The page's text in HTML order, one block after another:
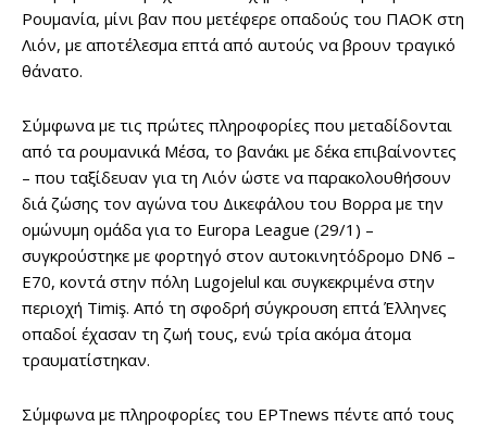
Ρουμανία, μίνι βαν που μετέφερε οπαδούς του ΠΑΟΚ στη
Λιόν, με αποτέλεσμα επτά από αυτούς να βρουν τραγικό
θάνατο.
Σύμφωνα με τις πρώτες πληροφορίες που μεταδίδονται
από τα ρουμανικά Μέσα, το βανάκι με δέκα επιβαίνοντες
– που ταξίδευαν για τη Λιόν ώστε να παρακολουθήσουν
διά ζώσης τον αγώνα του Δικεφάλου του Βορρα με την
ομώνυμη ομάδα για το Europa League (29/1) –
συγκρούστηκε με φορτηγό στον αυτοκινητόδρομο DN6 –
E70, κοντά στην πόλη Lugojelul και συγκεκριμένα στην
περιοχή Timiş. Από τη σφοδρή σύγκρουση επτά Έλληνες
οπαδοί έχασαν τη ζωή τους, ενώ τρία ακόμα άτομα
τραυματίστηκαν.
Σύμφωνα με πληροφορίες του ΕΡΤnews πέντε από τους